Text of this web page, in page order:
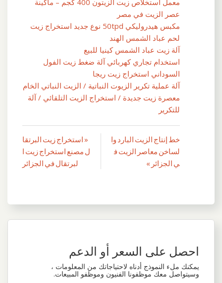
معمل استخلاص زيت الزيتون 400 كجم – ماكينة
عصر الزيت في مصر
مكبس هيدروليكي 50tpd نوع جديد استخراج زيت
لحم عباد الشمس الهند
آلة زيت عباد الشمس كينيا للبيع
استخدام تجاري كهربائي آلة ضغط زيت الفول
السوداني استخراج زيت ريجا
آلة عملية تكرير الزيوت النباتية / الزيت النباتي الخام
معصرة زيت جديدة / استخراج الزيت التلقائي / آلة
للتكرير
تصفّح
المقالات
« استخراج زيت البرتقا
ل مصنع استخراج زيت ا
لبرتقال في الجزائر
خط إنتاج الزيت البارد وا
لساخن معاصر الزيت ف
ي الجزائر »
احصل على السعر أو الدعم
يمكنك ملء النموذج أدناه لاحتياجاتك من المعلومات ،
وسيتواصل معك موظفونا الفنيون وموظفو المبيعات.